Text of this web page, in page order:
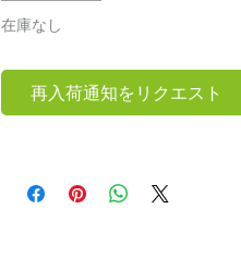
在庫なし
再入荷通知をリクエスト